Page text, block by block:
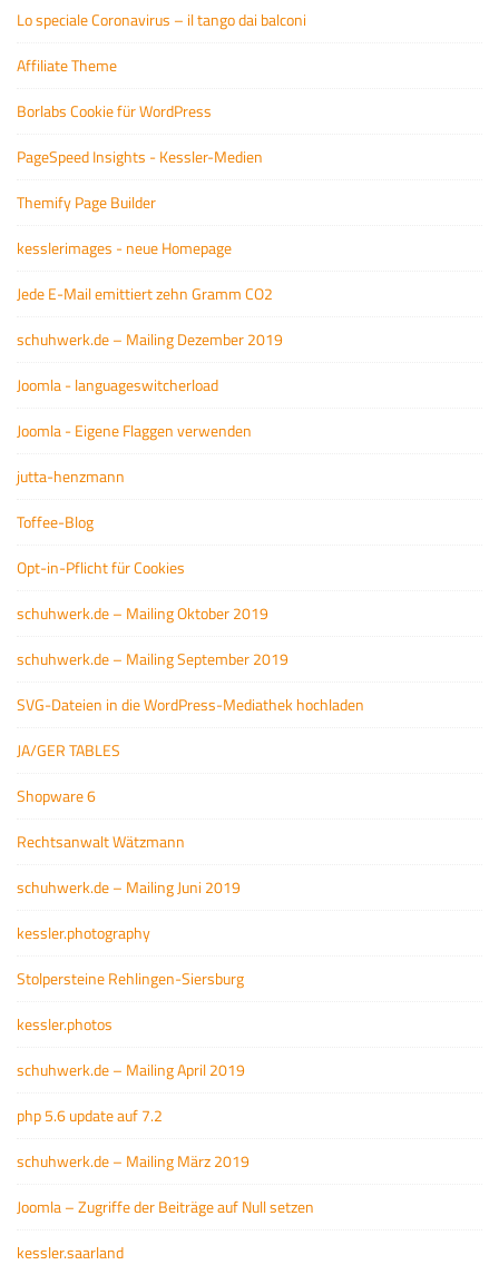
Lo speciale Coronavirus – il tango dai balconi
Affiliate Theme
Borlabs Cookie für WordPress
PageSpeed Insights - Kessler-Medien
Themify Page Builder
kesslerimages - neue Homepage
Jede E-Mail emittiert zehn Gramm CO2
schuhwerk.de – Mailing Dezember 2019
Joomla - languageswitcherload
Joomla - Eigene Flaggen verwenden
jutta-henzmann
Toffee-Blog
Opt-in-Pflicht für Cookies
schuhwerk.de – Mailing Oktober 2019
schuhwerk.de – Mailing September 2019
SVG-Dateien in die WordPress-Mediathek hochladen
JA/GER TABLES
Shopware 6
Rechtsanwalt Wätzmann
schuhwerk.de – Mailing Juni 2019
kessler.photography
Stolpersteine Rehlingen-Siersburg
kessler.photos
schuhwerk.de – Mailing April 2019
php 5.6 update auf 7.2
schuhwerk.de – Mailing März 2019
Joomla – Zugriffe der Beiträge auf Null setzen
kessler.saarland